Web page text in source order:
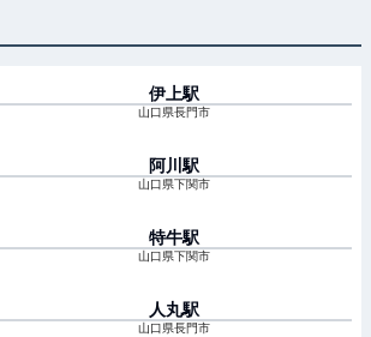
伊上駅
山口県長門市
阿川 駅
山口県下関市
特牛駅
山口県下関市
人丸駅
山口県長門市